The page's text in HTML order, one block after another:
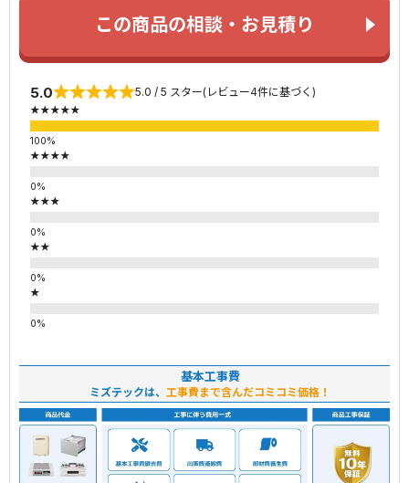
この商品の相談・お見積り
5.0 5.0 / 5 スター(レビュー4件に基づく)
★★★★★
★★★★
★★★
★★
★
基本工事費
ミズテックは、 工事費まで含んだコミコミ価格！